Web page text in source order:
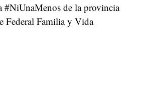
#NiUnaMenos de la provincia
Federal Familia y Vida